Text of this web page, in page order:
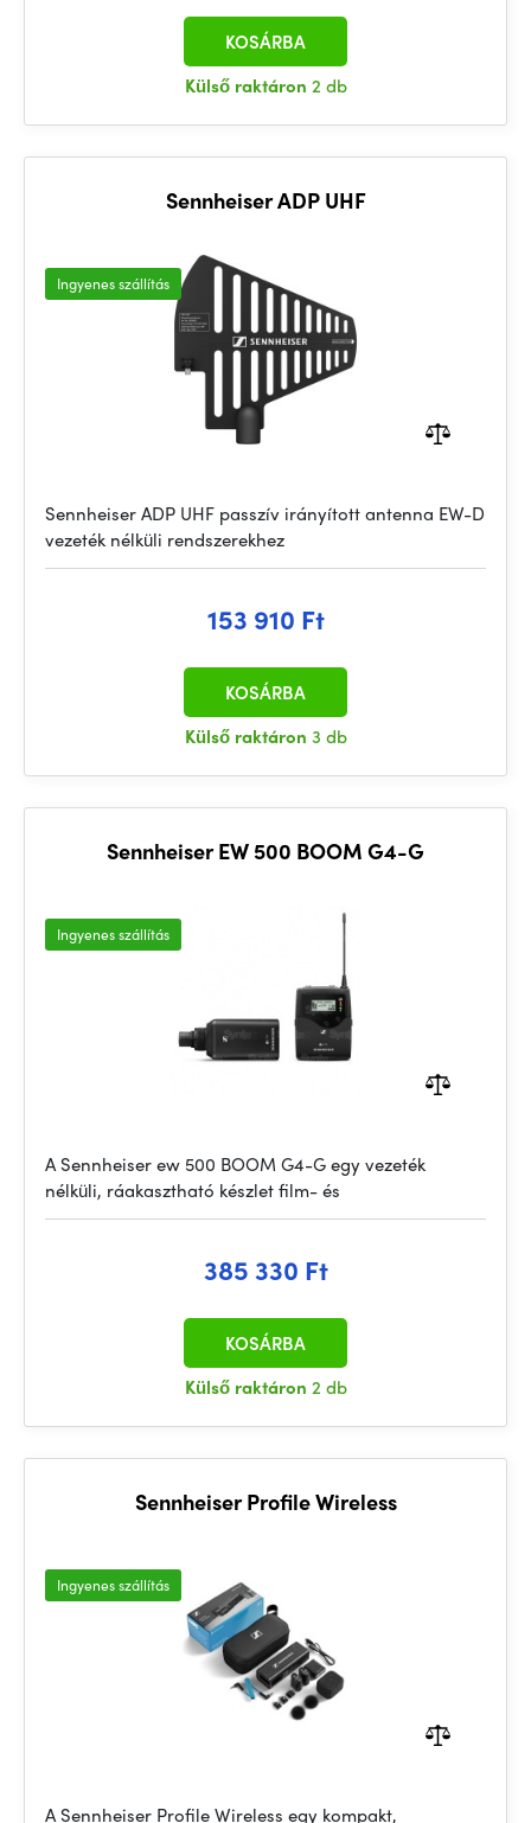
Külső raktáron 2 db
KOSÁRBA
Sennheiser ADP UHF
Ingyenes szállítás
Sennheiser ADP UHF passzív irányított antenna EW-D
vezeték nélküli rendszerekhez
153 910 Ft
Külső raktáron 3 db
KOSÁRBA
Sennheiser EW 500 BOOM G4-G
Ingyenes szállítás
A Sennheiser ew 500 BOOM G4-G egy vezeték
nélküli, ráakasztható készlet film- és
385 330 Ft
Külső raktáron 2 db
KOSÁRBA
Sennheiser Profile Wireless
Ingyenes szállítás
A Sennheiser Profile Wireless egy kompakt,